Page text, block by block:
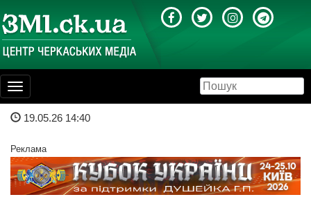
Toggle
navigation
19.05.26 14:40
Реклама